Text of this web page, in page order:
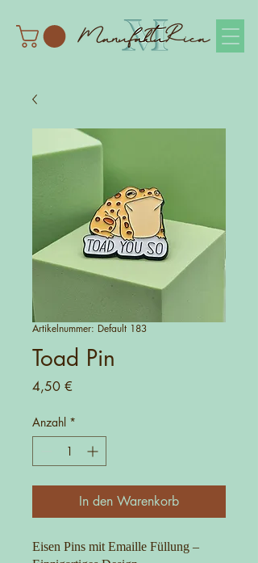
Artikelnummer: Default 183
Toad Pin
4,50 €
Anzahl *
In den Warenkorb
Eisen Pins mit Emaille Füllung –